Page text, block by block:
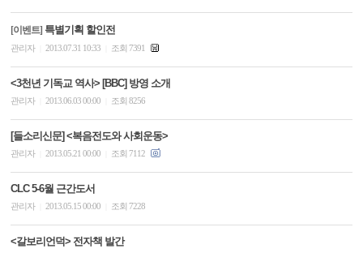
[이벤트] 특별기획 할인전
관리자 2013.07.31 10:33 조회 7391
<3천년 기독교 역사> [BBC] 방영 소개
관리자 2013.06.03 00:00 조회 8256
[들소리신문] <복음전도와 사회운동>
관리자 2013.05.21 00:00 조회 7112
CLC 5-6월 근간도서
관리자 2013.05.15 00:00 조회 7228
<갈보리언덕> 전자책 발간